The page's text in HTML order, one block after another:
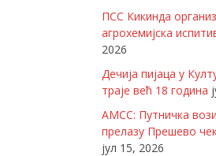
ПСС Кикинда
агрохемијска
2026
Дечија пијаца у
траје већ 18 година
АМСС: Путничка
прелазу Прешево
јул 15, 2026